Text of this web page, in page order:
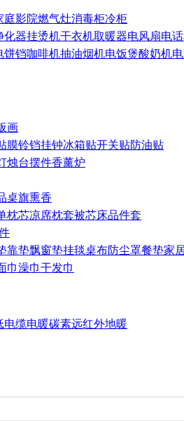
庭影院燃气灶消毒柜冷柜
化器挂烫机干衣机取暖器电风扇电
饼铛咖啡机抽油烟机电饭煲酸奶机
画
膜铃铛挂钟冰箱贴开关贴防油贴
烛台摆件香薰炉
桌旗熏香
枕芯凉席枕套被芯床品件套
靠垫飘窗垫挂毯桌布防尘罩餐垫家
巾澡巾干发巾
电缆电暖碳素远红外地暖